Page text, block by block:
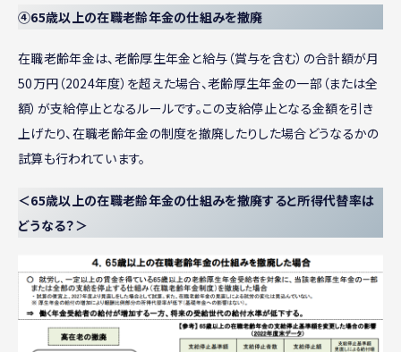
④65歳以上の在職老齢年金の仕組みを撤廃
在職老齢年金は、老齢厚生年金と給与（賞与を含む）の合計額が月
50万円（2024年度）を超えた場合、老齢厚生年金の一部（または全
額）が支給停止となるルールです。この支給停止となる金額を引き
上げたり、在職老齢年金の制度を撤廃したりした場合どうなるかの
試算も行われています。
＜65歳以上の在職老齢年金の仕組みを撤廃すると所得代替率は
どうなる？＞